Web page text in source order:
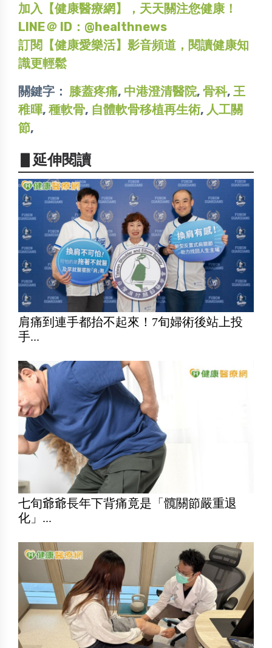
加入【健康醫療網】，天天關注您健康！
LINE＠ ID：@healthnews
訂閱【健康愛樂活】影音頻道，閱讀健康知
識更輕鬆
關鍵字： 膝蓋疼痛, 中港澄清醫院, 骨科, 王
稚暉, 種軟骨, 自體軟骨移植再生術, 人工關
節,
▋延伸閱讀
肩痛到連手都抬不起來！7旬婦術後站上投
手...
七旬爺爺長年下背痛竟是「髖關節嚴重退
化」...